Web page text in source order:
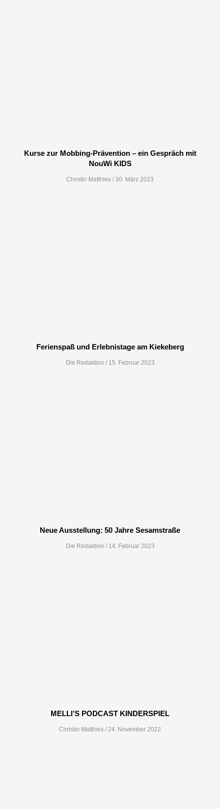
Kurse zur Mobbing-Prävention – ein Gespräch mit
NouWi KIDS
Christin Matthies 30. März 2023
Ferienspaß und Erlebnistage am Kiekeberg
Die Redaktion 15. Februar 2023
Neue Ausstellung: 50 Jahre Sesamstraße
Die Redaktion 14. Februar 2023
MELLI’S PODCAST KINDERSPIEL
Christin Matthies 24. November 2022